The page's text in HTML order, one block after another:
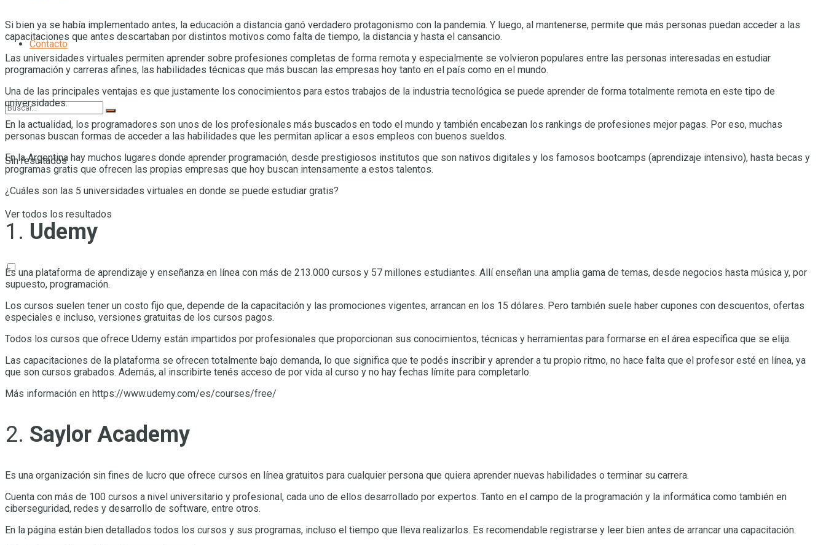
Contacto
Sin resultados
Ver todos los resultados
Si bien ya se había implementado antes, la educación a distancia ganó verdadero protagonismo con la pandemia. Y luego, al mantenerse, permite que más personas puedan acceder a las
capacitaciones que antes descartaban por distintos motivos como falta de tiempo, la distancia y hasta el cansancio.
Las universidades virtuales permiten aprender sobre profesiones completas de forma remota y especialmente se volvieron populares entre las personas interesadas en estudiar
programación y carreras afines, las habilidades técnicas que más buscan las empresas hoy tanto en el país como en el mundo.
Una de las principales ventajas es que justamente los conocimientos para estos trabajos de la industria tecnológica se puede aprender de forma totalmente remota en este tipo de
universidades.
En la actualidad, los programadores son unos de los profesionales más buscados en todo el mundo y también encabezan los rankings de profesiones mejor pagas. Por eso, muchas
personas buscan formas de acceder a las habilidades que les permitan aplicar a esos empleos con buenos sueldos.
En la Argentina hay muchos lugares donde aprender programación, desde prestigiosos institutos que son nativos digitales y los famosos bootcamps (aprendizaje intensivo), hasta becas y
programas gratis que ofrecen las propias empresas que hoy buscan intensamente a estos talentos.
¿Cuáles son las 5 universidades virtuales en donde se puede estudiar gratis?
Udemy
Es una plataforma de aprendizaje y enseñanza en línea con más de 213.000 cursos y 57 millones estudiantes. Allí enseñan una amplia gama de temas, desde negocios hasta música y, por
supuesto, programación.
Los cursos suelen tener un costo fijo que, depende de la capacitación y las promociones vigentes, arrancan en los 15 dólares. Pero también suele haber cupones con descuentos, ofertas
especiales e incluso, versiones gratuitas de los cursos pagos.
Todos los cursos que ofrece Udemy están impartidos por profesionales que proporcionan sus conocimientos, técnicas y herramientas para formarse en el área específica que se elija.
Las capacitaciones de la plataforma se ofrecen totalmente bajo demanda, lo que significa que te podés inscribir y aprender a tu propio ritmo, no hace falta que el profesor esté en línea, ya
que son cursos grabados. Además, al inscribirte tenés acceso de por vida al curso y no hay fechas límite para completarlo.
Más información en https://www.udemy.com/es/courses/free/
Saylor Academy
Es una organización sin fines de lucro que ofrece cursos en línea gratuitos para cualquier persona que quiera aprender nuevas habilidades o terminar su carrera.
Cuenta con más de 100 cursos a nivel universitario y profesional, cada uno de ellos desarrollado por expertos. Tanto en el campo de la programación y la informática como también en
ciberseguridad, redes y desarrollo de software, entre otros.
En la página están bien detallados todos los cursos y sus programas, incluso el tiempo que lleva realizarlos. Es recomendable registrarse y leer bien antes de arrancar una capacitación.